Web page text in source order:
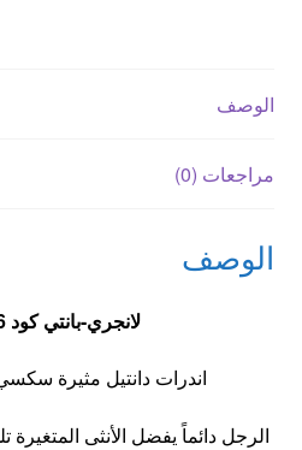
الوصف
مراجعات (0)
الوصف
لانجري-بانتي كود 136 المثير
اندرات دانتيل مثيرة
الرجل دائماً يفضل الأنثى المتغيرة